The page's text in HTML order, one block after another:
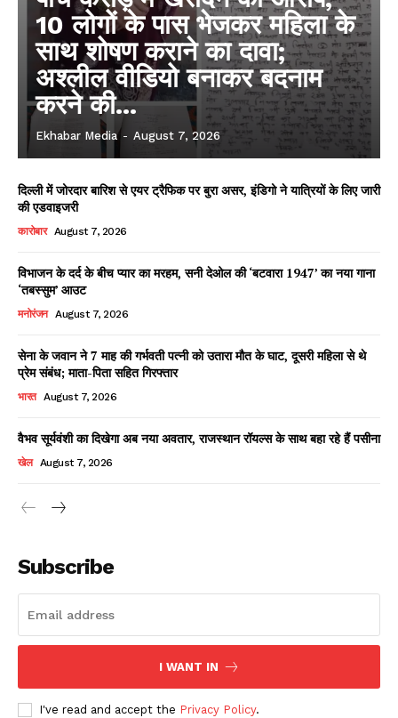
10 लोगों के पास भेजकर महिला के
साथ शोषण कराने का दावा;
अश्लील वीडियो बनाकर बदनाम
करने की...
Ekhabar Media - August 7, 2026
दिल्ली में जोरदार बारिश से एयर ट्रैफिक पर बुरा असर, इंडिगो ने यात्रियों के लिए जारी
की एडवाइजरी
कारोबार August 7, 2026
विभाजन के दर्द के बीच प्यार का मरहम, सनी देओल की ‘बटवारा 1947’ का नया गाना
‘तबस्सुम’ आउट
मनोरंजन August 7, 2026
सेना के जवान ने 7 माह की गर्भवती पत्नी को उतारा मौत के घाट, दूसरी महिला से थे
प्रेम संबंध; माता-पिता सहित गिरफ्तार
भारत August 7, 2026
वैभव सूर्यवंशी का दिखेगा अब नया अवतार, राजस्थान रॉयल्स के साथ बहा रहे हैं पसीना
खेल August 7, 2026
Subscribe
I WANT IN
I've read and accept the Privacy Policy.